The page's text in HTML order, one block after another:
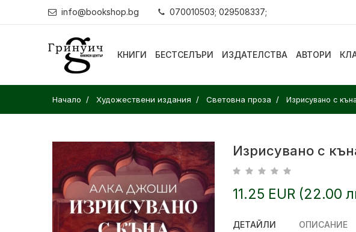
info@bookshop.bg 070010503; 029508337;
КНИГИ БЕСТСЕЛЪРИ ИЗДАТЕЛСТВА АВТОРИ
Начало Художествени издания Световна проза Изрисувано с къна
Изрисувано с
11.25 EUR (22.00
ДЕТАЙЛИ ОПИСАНИЕ